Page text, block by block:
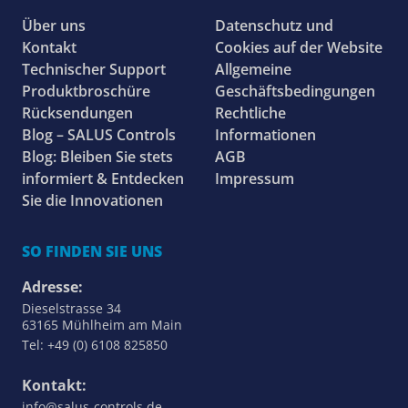
Über uns
Kontakt
Technischer Support
Produktbroschüre
Rücksendungen
Blog – SALUS Controls
Blog: Bleiben Sie stets
informiert & Entdecken
Sie die Innovationen
Datenschutz und
Cookies auf der Website
Allgemeine
Geschäftsbedingungen
Rechtliche
Informationen
AGB
Impressum
SO FINDEN SIE UNS
Adresse:
Dieselstrasse 34
63165 Mühlheim am Main
Tel: +49 (0) 6108 825850
Kontakt: